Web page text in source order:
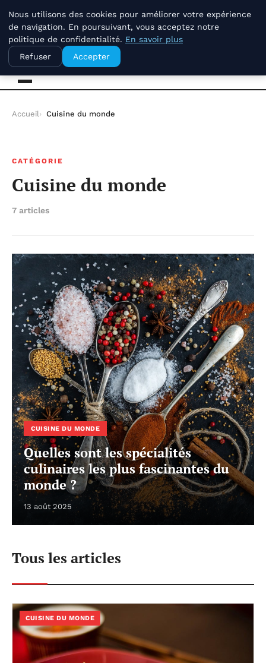
jeudi 6 août 2026
La Compagnie Des Terroirs
Accueil Cuisine du monde
CATÉGORIE
Cuisine du monde
7 articles
CUISINE DU MONDE
Quelles sont les spécialités
culinaires les plus fascinantes du
monde ?
13 août 2025
Tous les articles
CUISINE DU MONDE
Nous utilisons des cookies pour améliorer votre expérience
de navigation. En poursuivant, vous acceptez notre
politique de confidentialité. En savoir plus
Refuser
Accepter